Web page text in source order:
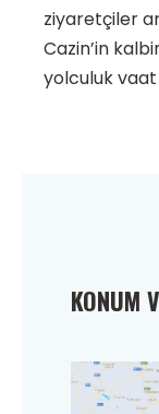
ziyaretçiler
Cazin’in
yolculuk
KONUM